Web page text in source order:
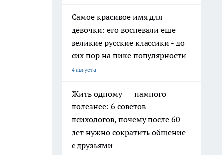
Самое красивое имя для
девочки: его воспевали еще
великие русские классики - до
сих пор на пике популярности
4 августа
Жить одному — намного
полезнее: 6 советов
психологов, почему после 60
лет нужно сократить общение
с друзьями